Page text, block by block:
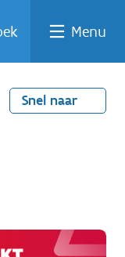
Menu
Snel naar